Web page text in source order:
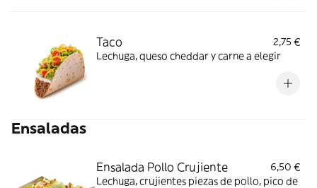
Taco
2,75 €
Lechuga, queso cheddar y carne a elegir
Ensaladas
Ensalada Pollo Crujiente
6,50 €
Lechuga, crujientes piezas de pollo, pico de